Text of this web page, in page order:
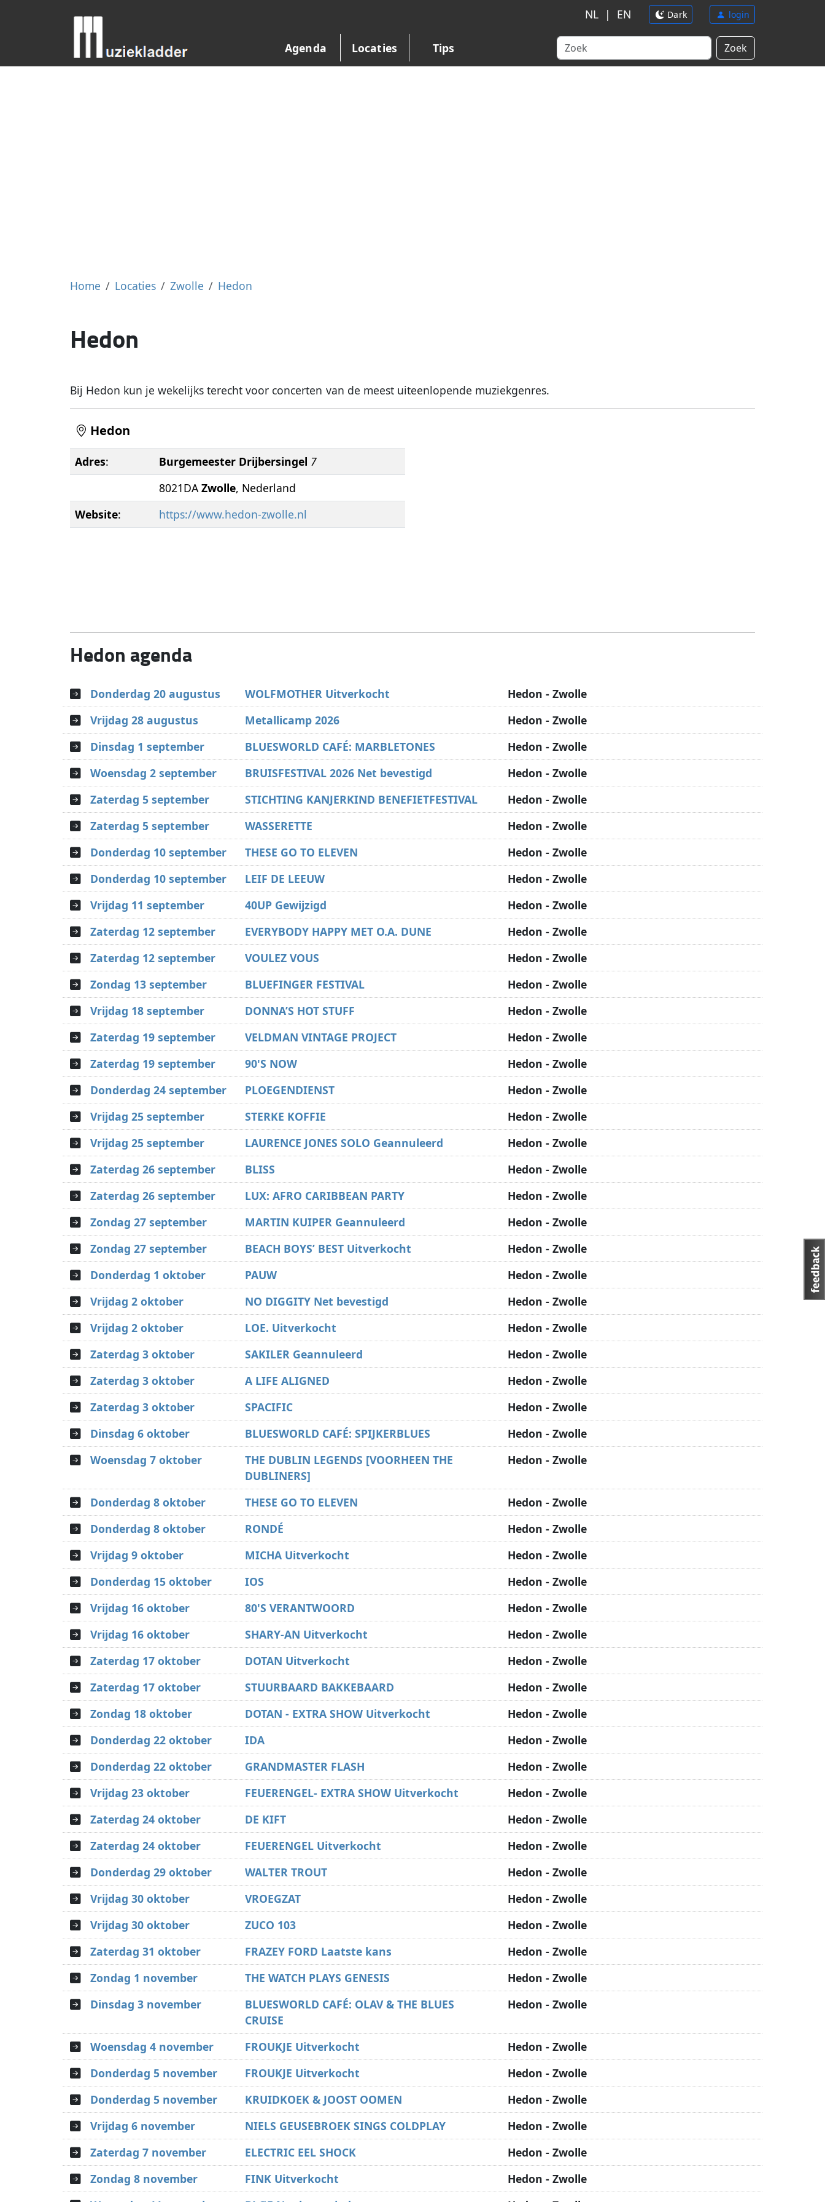
NL | EN Dark login
Agenda Locaties Tips Zoek
Home Locaties Zwolle Hedon
Hedon
Bij Hedon kun je wekelijks terecht voor concerten van de meest uiteenlopende muziekgenres.
Hedon
Adres: Burgemeester Drijbersingel 7
8021DAZwolle, Nederland
Website: https://www.hedon-zwolle.nl
Hedon agenda
Donderdag 20 augustus WOLFMOTHER Uitverkocht
Hedon - Zwolle
Vrijdag 28 augustus
Metallicamp 2026
Hedon - Zwolle
Dinsdag 1 september
BLUESWORLD CAFÉ: MARBLETONES
Hedon - Zwolle
Woensdag 2 september
BRUISFESTIVAL 2026 Net bevestigd
Hedon - Zwolle
Zaterdag 5 september
STICHTING KANJERKIND BENEFIETFESTIVAL
Hedon - Zwolle
Zaterdag 5 september
WASSERETTE
Hedon - Zwolle
Donderdag 10 september
THESE GO TO ELEVEN
Hedon - Zwolle
Donderdag 10 september
LEIF DE LEEUW
Hedon - Zwolle
Vrijdag 11 september
40UP Gewijzigd
Hedon - Zwolle
Zaterdag 12 september
EVERYBODY HAPPY MET O.A. DUNE
Hedon - Zwolle
Zaterdag 12 september
VOULEZ VOUS
Hedon - Zwolle
Zondag 13 september
BLUEFINGER FESTIVAL
Hedon - Zwolle
Vrijdag 18 september
DONNA’S HOT STUFF
Hedon - Zwolle
Zaterdag 19 september
VELDMAN VINTAGE PROJECT
Hedon - Zwolle
Zaterdag 19 september
90'S NOW
Hedon - Zwolle
Donderdag 24 september
PLOEGENDIENST
Hedon - Zwolle
Vrijdag 25 september
STERKE KOFFIE
Hedon - Zwolle
Vrijdag 25 september
LAURENCE JONES SOLO Geannuleerd
Hedon - Zwolle
Zaterdag 26 september
BLISS
Hedon - Zwolle
Zaterdag 26 september
LUX: AFRO CARIBBEAN PARTY
Hedon - Zwolle
Zondag 27 september
MARTIN KUIPER Geannuleerd
Hedon - Zwolle
Zondag 27 september
BEACH BOYS’ BEST Uitverkocht
Hedon - Zwolle
Donderdag 1 oktober
PAUW
Hedon - Zwolle
Vrijdag 2 oktober
NO DIGGITY Net bevestigd
Hedon - Zwolle
Vrijdag 2 oktober
LOE. Uitverkocht
Hedon - Zwolle
Zaterdag 3 oktober
SAKILER Geannuleerd
Hedon - Zwolle
Zaterdag 3 oktober
A LIFE ALIGNED
Hedon - Zwolle
Zaterdag 3 oktober
SPACIFIC
Hedon - Zwolle
Dinsdag 6 oktober
BLUESWORLD CAFÉ: SPIJKERBLUES
Hedon - Zwolle
Woensdag 7 oktober
THE DUBLIN LEGENDS [VOORHEEN THE
DUBLINERS]
Hedon - Zwolle
Donderdag 8 oktober THESE GO TO ELEVEN
Hedon - Zwolle
Donderdag 8 oktober
RONDÉ
Hedon - Zwolle
Vrijdag 9 oktober
MICHA Uitverkocht
Hedon - Zwolle
Donderdag 15 oktober
IOS
Hedon - Zwolle
Vrijdag 16 oktober
80'S VERANTWOORD
Hedon - Zwolle
Vrijdag 16 oktober
SHARY-AN Uitverkocht
Hedon - Zwolle
Zaterdag 17 oktober
DOTAN Uitverkocht
Hedon - Zwolle
Zaterdag 17 oktober
STUURBAARD BAKKEBAARD
Hedon - Zwolle
Zondag 18 oktober
DOTAN - EXTRA SHOW Uitverkocht
Hedon - Zwolle
Donderdag 22 oktober
IDA
Hedon - Zwolle
Donderdag 22 oktober
GRANDMASTER FLASH
Hedon - Zwolle
Vrijdag 23 oktober
FEUERENGEL- EXTRA SHOW Uitverkocht
Hedon - Zwolle
Zaterdag 24 oktober
DE KIFT
Hedon - Zwolle
Zaterdag 24 oktober
FEUERENGEL Uitverkocht
Hedon - Zwolle
Donderdag 29 oktober
WALTER TROUT
Hedon - Zwolle
Vrijdag 30 oktober
VROEGZAT
Hedon - Zwolle
Vrijdag 30 oktober
ZUCO 103
Hedon - Zwolle
Zaterdag 31 oktober
FRAZEY FORD Laatste kans
Hedon - Zwolle
Zondag 1 november
THE WATCH PLAYS GENESIS
Hedon - Zwolle
Dinsdag 3 november
BLUESWORLD CAFÉ: OLAV & THE BLUES
CRUISE
Hedon - Zwolle
Woensdag 4 november FROUKJE Uitverkocht
Hedon - Zwolle
Donderdag 5 november
FROUKJE Uitverkocht
Hedon - Zwolle
Donderdag 5 november
KRUIDKOEK & JOOST OOMEN
Hedon - Zwolle
Vrijdag 6 november
NIELS GEUSEBROEK SINGS COLDPLAY
Hedon - Zwolle
Zaterdag 7 november
ELECTRIC EEL SHOCK
Hedon - Zwolle
Zondag 8 november
FINK Uitverkocht
Hedon - Zwolle